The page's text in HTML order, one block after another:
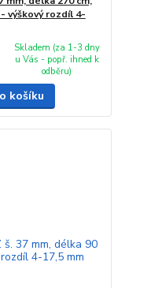
výškový rozdíl 4-
Skladem (za 1-3 dny
u Vás - popř. ihned k
odběru)
košíku